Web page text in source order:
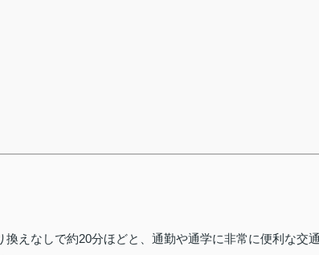
えなしで約20分ほどと、通勤や通学に非常に便利な交